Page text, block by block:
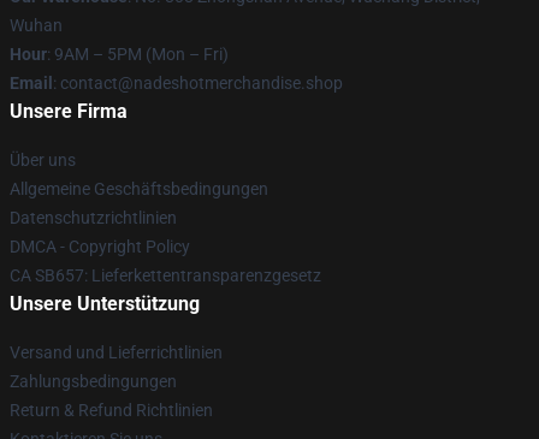
Wuhan
Hour: 9AM – 5PM (Mon – Fri)
Email : contact@nadeshotmerchandise.shop
Unsere Firma
Über uns
Allgemeine Geschäftsbedingungen
Datenschutzrichtlinien
DMCA - Copyright Policy
CA SB657: Lieferkettentransparenzgesetz
Unsere Unterstützung
Versand und Lieferrichtlinien
Zahlungsbedingungen
Return & Refund Richtlinien